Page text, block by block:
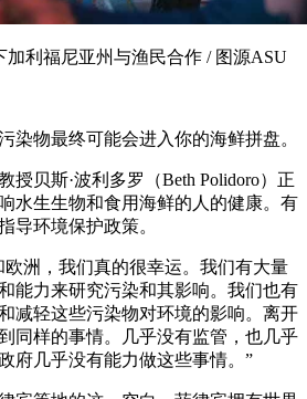
利福尼亚州与渔民合作 / 图源ASU
染物最终可能会进入你的海鲜拼盘。
授贝斯·波利多罗（Beth Polidoro）正
水生生物和食用海鲜的人的健康。有
导环境保护政策。
洲，我们真的很幸运。我们有大量
能力来研究污染和其影响。我们也有
减轻这些污染物对环境的影响。离开
同样的事情。几乎没有监管，也几乎
府几乎没有能力做这些事情。”